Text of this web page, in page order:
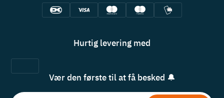
Hurtig levering med
Vær den første til at få besked 🔔